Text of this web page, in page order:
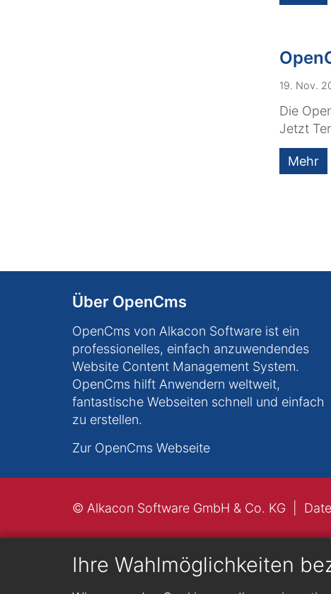
Ihre Wahlmöglichkeiten
19. Nov.
Die
Jetzt
Mehr
Über OpenCms
OpenCms von Alkacon Software ist ein
professionelles, einfach anzuwendendes
Website Content Management System.
OpenCms hilft Anwendern weltweit,
fantastische Webseiten schnell und einfach
zu erstellen.
Zur OpenCms Webseite
© Alkacon Software GmbH & Co. KG